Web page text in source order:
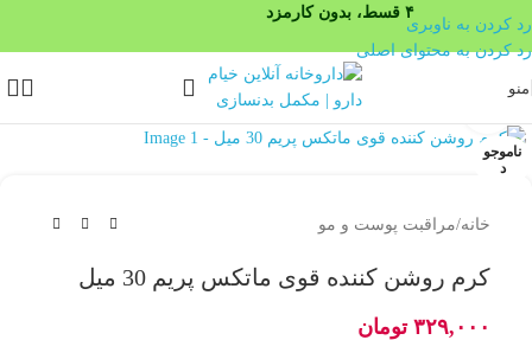
۴ قسط، بدون کارمزد
رد کردن به ناوبری
رد کردن به محتوای اصلی
منو
ناموجو
د
بزرگنمایی تصویر
خانه/مراقبت پوست و مو
کرم روشن کننده قوی ماتکس پریم 30 میل
۳۲۹,۰۰۰ تومان